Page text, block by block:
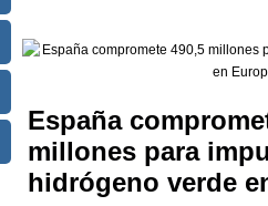
España
millones para
hidrógeno verde